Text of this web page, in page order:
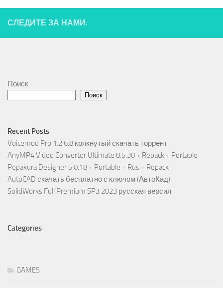
СЛЕДИТЕ ЗА НАМИ:
Поиск
Поиск
Recent Posts
Voicemod Pro 1.2.6.8 крякнутый скачать торрент
AnyMP4 Video Converter Ultimate 8.5.30 + Repack + Portable
Pepakura Designer 5.0.18 + Portable + Rus + Repack
AutoCAD скачать бесплатно с ключом (АвтоКад)
SolidWorks Full Premium SP3 2023 русская версия
Categories
GAMES